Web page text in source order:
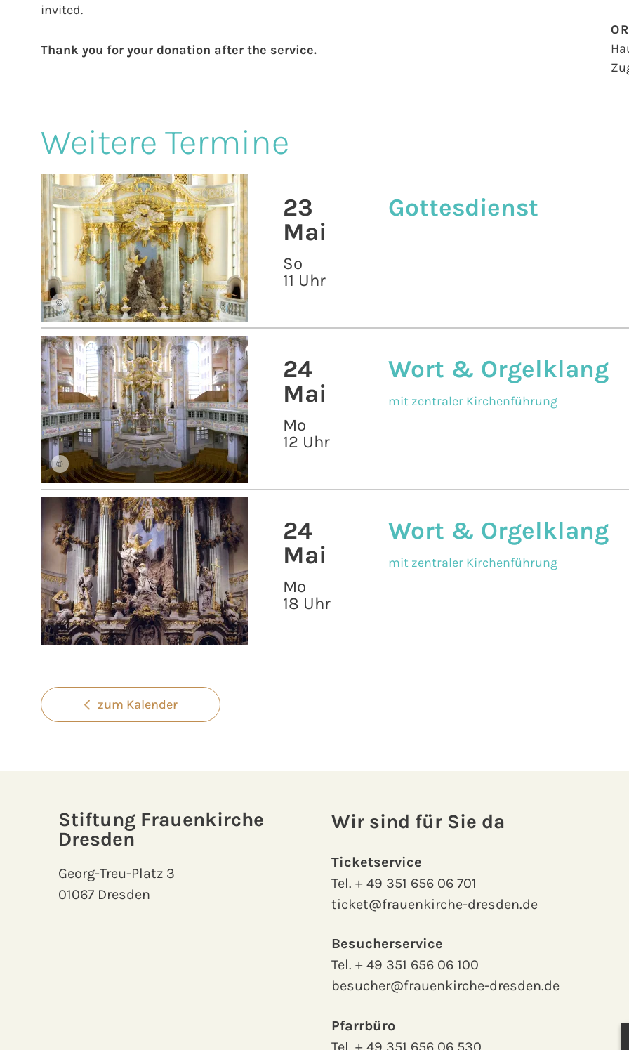
invited.
Thank you for your donation after the service.
Weitere Termine
©
23
Mai
So
11 Uhr
Gottesdienst
©
24
Mai
Mo
12 Uhr
Wort & Orgelklang
mit zentraler Kirchenführung
24
Mai
Mo
18 Uhr
Wort & Orgelklang
mit zentraler Kirchenführung
zum Kalender
Stiftung Frauenkirche
Dresden
Georg-Treu-Platz 3
01067 Dresden
Wir sind für Sie da
Ticketservice
Tel.+ 49 351 656 06 701
ticket@frauenkirche-dresden.de
Besucherservice
Tel.+ 49 351 656 06 100
besucher@frauenkirche-dresden.de
Pfarrbüro